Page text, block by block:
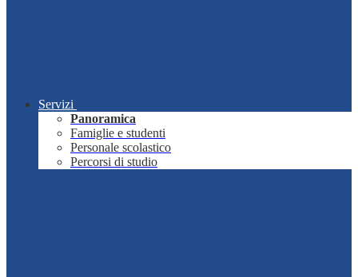
Servizi
Panoramica
Famiglie e studenti
Personale scolastico
Percorsi di studio